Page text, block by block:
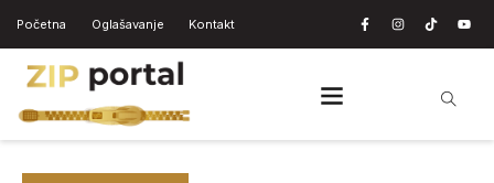
Početna Oglašavanje Kontakt